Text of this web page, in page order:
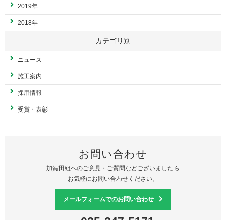
2019年
2018年
カテゴリ別
ニュース
施工案内
採用情報
受賞・表彰
お問い合わせ
加賀田組へのご意見・ご質問などございましたら
お気軽にお問い合わせください。
メールフォームでのお問い合わせ